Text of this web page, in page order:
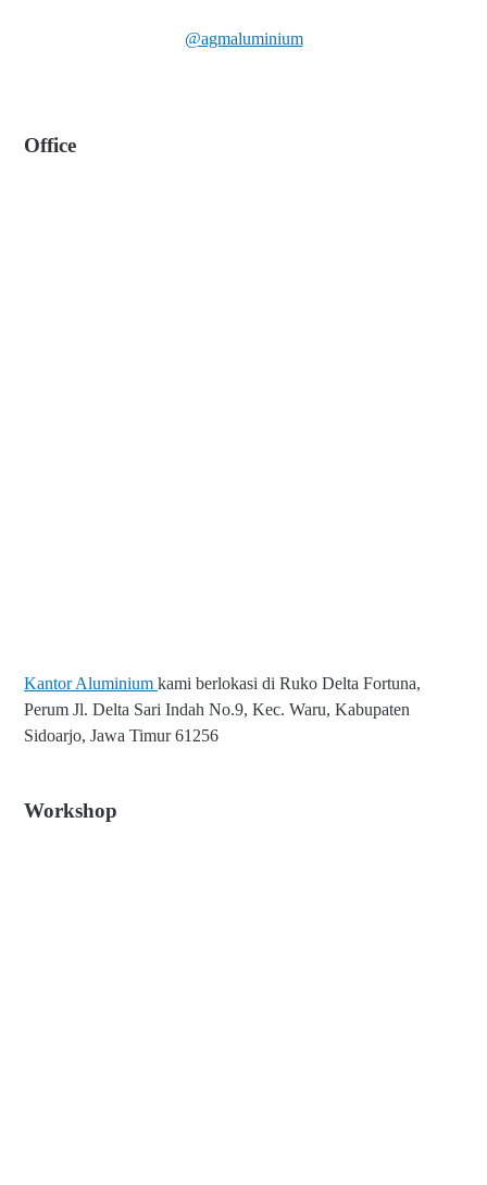
@agmaluminium
Office
Kantor Aluminium kami berlokasi di Ruko Delta Fortuna,
Perum Jl. Delta Sari Indah No.9, Kec. Waru, Kabupaten
Sidoarjo, Jawa Timur 61256
Workshop